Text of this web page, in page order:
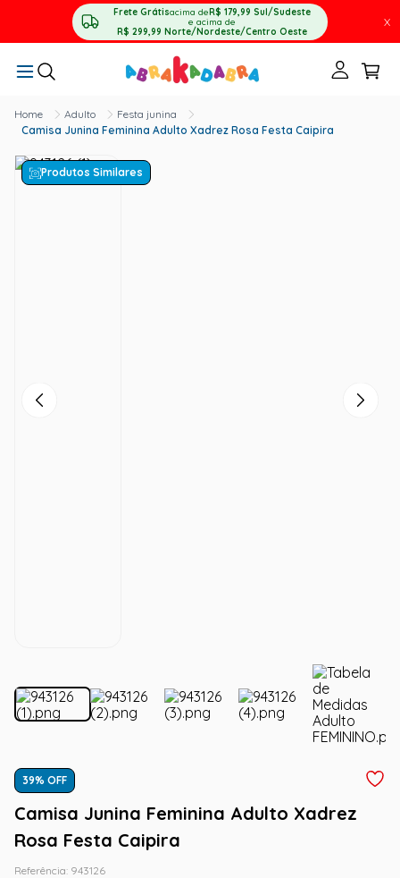
Frete Grátisacima deR$ 179,99 Sul/Sudeste
e acima de
R$ 299,99 Norte/Nordeste/Centro Oeste
X
Adulto
Festa junina
Camisa Junina Feminina Adulto Xadrez Rosa Festa Caipira
Produtos Similares
39% OFF
Camisa Junina Feminina Adulto Xadrez
Rosa Festa Caipira
Referência: 943126